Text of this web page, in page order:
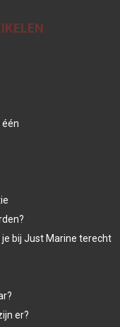
bij Just Marine terecht
er?